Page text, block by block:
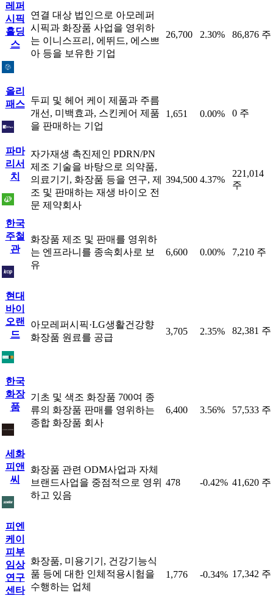
레퍼
시픽
홀딩
스
연결 대상 법인으로 아모레퍼
시픽과 화장품 사업을 영위하
는 이니스프리, 에뛰드, 에스쁘
아 등을 보유한 기업
26,700 2.30% 86,876 주
올리
패스
두피 및 헤어 케이 제품과 주름
개선, 미백효과, 스킨케어 제품
을 판매하는 기업
1,651 0.00% 0 주
파마
리서
치
자가재생 촉진제인 PDRN/PN
제조 기술을 바탕으로 의약품,
의료기기, 화장품 등을 연구, 제
조 및 판매하는 재생 바이오 전
문 제약회사
394,500 4.37%
221,014
주
한국
주철
관
화장품 제조 및 판매를 영위하
는 엔프라니를 종속회사로 보
유
6,600 0.00% 7,210 주
현대
바이
오랜
드
아모레퍼시픽·LG생활건강향
화장품 원료를 공급
3,705 2.35% 82,381 주
한국
화장
품
기초 및 색조 화장품 700여 종
류의 화장품 판매를 영위하는
종합 화장품 회사
6,400 3.56% 57,533 주
세화
피앤
씨
화장품 관련 ODM사업과 자체
브랜드사업을 중점적으로 영위
하고 있음
478 -0.42% 41,620 주
피엔
케이
피부
임상
연구
센타
화장품, 미용기기, 건강기능식
품 등에 대한 인체적용시험을
수행하는 업체
1,776 -0.34% 17,342 주